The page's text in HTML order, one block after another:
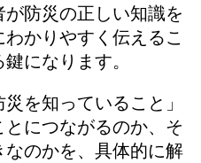
防災の正しい知識を
かりやすく伝えるこ
になります。
を知っていること」
につながるのか、そ
なのかを、具体的に解